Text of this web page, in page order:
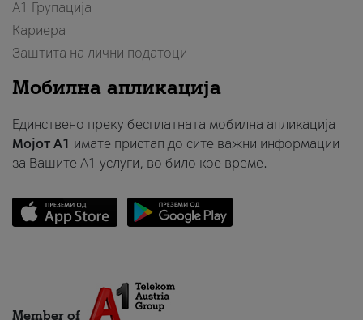
А1 Групација
Кариера
Заштита на лични податоци
Мобилна апликација
Единствено преку бесплатната мобилна апликација
Мојот A1 имате пристап до сите важни информации
за Вашите A1 услуги, во било кое време.
Member of